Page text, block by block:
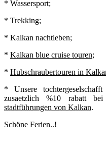
* Wassersport;
* Trekking;
* Kalkan nachtleben;
* Kalkan blue cruise touren;
* Hubschraubertouren in
* Unsere
zusaetzlich %10 rabatt
stadtführungen von Kalkan.
Schöne Ferien..!